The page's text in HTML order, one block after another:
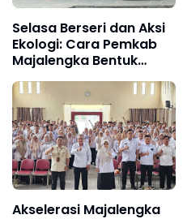
Selasa Berseri dan Aksi
Ekologi: Cara Pemkab
Majalengka Bentuk
Karakter Siswa Cerdas
dan Peduli Lingkungan
Akselerasi Majalengka